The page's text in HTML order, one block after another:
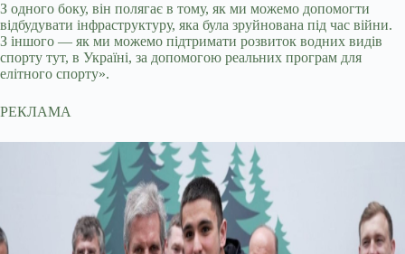
З одного боку, він полягає в тому, як ми можемо допомогти
відбудувати інфраструктуру, яка була зруйнована під час війни.
З іншого — як ми можемо підтримати розвиток водних видів
спорту тут, в Україні, за допомогою реальних програм для
елітного спорту».
РЕКЛАМА